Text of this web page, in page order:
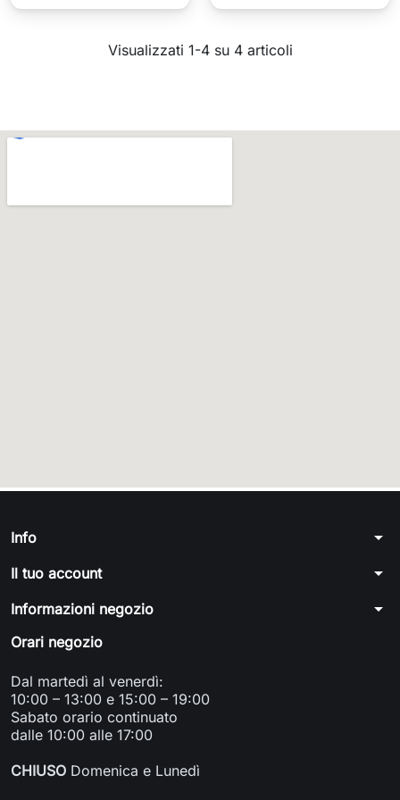
Visualizzati 1-4 su 4 articoli
Info arrow_drop_down
Il tuo account arrow_drop_down
Informazioni negozio arrow_drop_down
Orari negozio
Dal martedì al venerdì:
10:00 – 13:00 e 15:00 – 19:00
Sabato orario continuato
dalle 10:00 alle 17:00
CHIUSO Domenica e Lunedì